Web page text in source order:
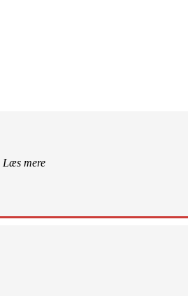
Læs mere